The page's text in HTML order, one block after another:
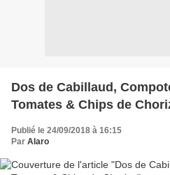
Dos de Cabillaud,
Tomates & Chips de
Publié le 24/09/2018 à 16:15
Par Alaro